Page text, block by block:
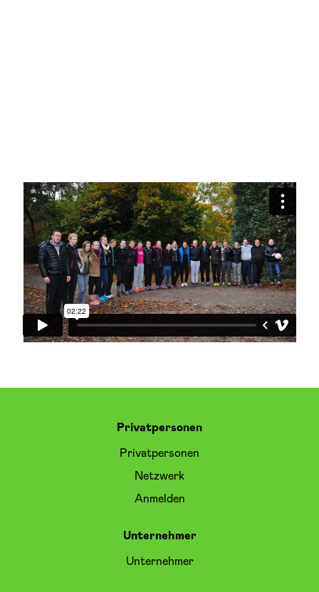
Privatpersonen
Privatpersonen
Netzwerk
Anmelden
Unternehmer
Unternehmer